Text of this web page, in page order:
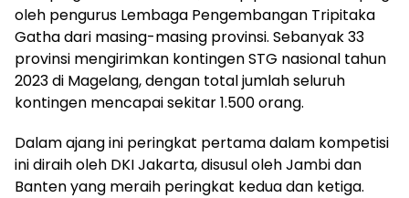
oleh pengurus Lembaga Pengembangan Tripitaka
Gatha dari masing-masing provinsi. Sebanyak 33
provinsi mengirimkan kontingen STG nasional tahun
2023 di Magelang, dengan total jumlah seluruh
kontingen mencapai sekitar 1.500 orang.
Dalam ajang ini peringkat pertama dalam kompetisi
ini diraih oleh DKI Jakarta, disusul oleh Jambi dan
Banten yang meraih peringkat kedua dan ketiga.